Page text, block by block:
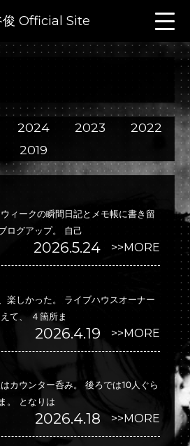
俊 Official Site
2024 2023
2022
2019
ィークの瞬間日記とメモ帳に書き留
ログアップ。 自己
2026.5.24 >>MORE
楽しかった。 ライブハウスオーナー
て、 ４箇所ま
2026.4.19 >>MORE
カウンター呑み。 後ろでは10人ぐら
。 となりは
2026.4.18 >>MORE